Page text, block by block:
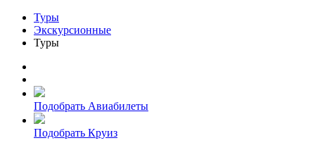
Туры
Экскурсионные
Туры
Подобрать Авиабилеты
Подобрать Круиз